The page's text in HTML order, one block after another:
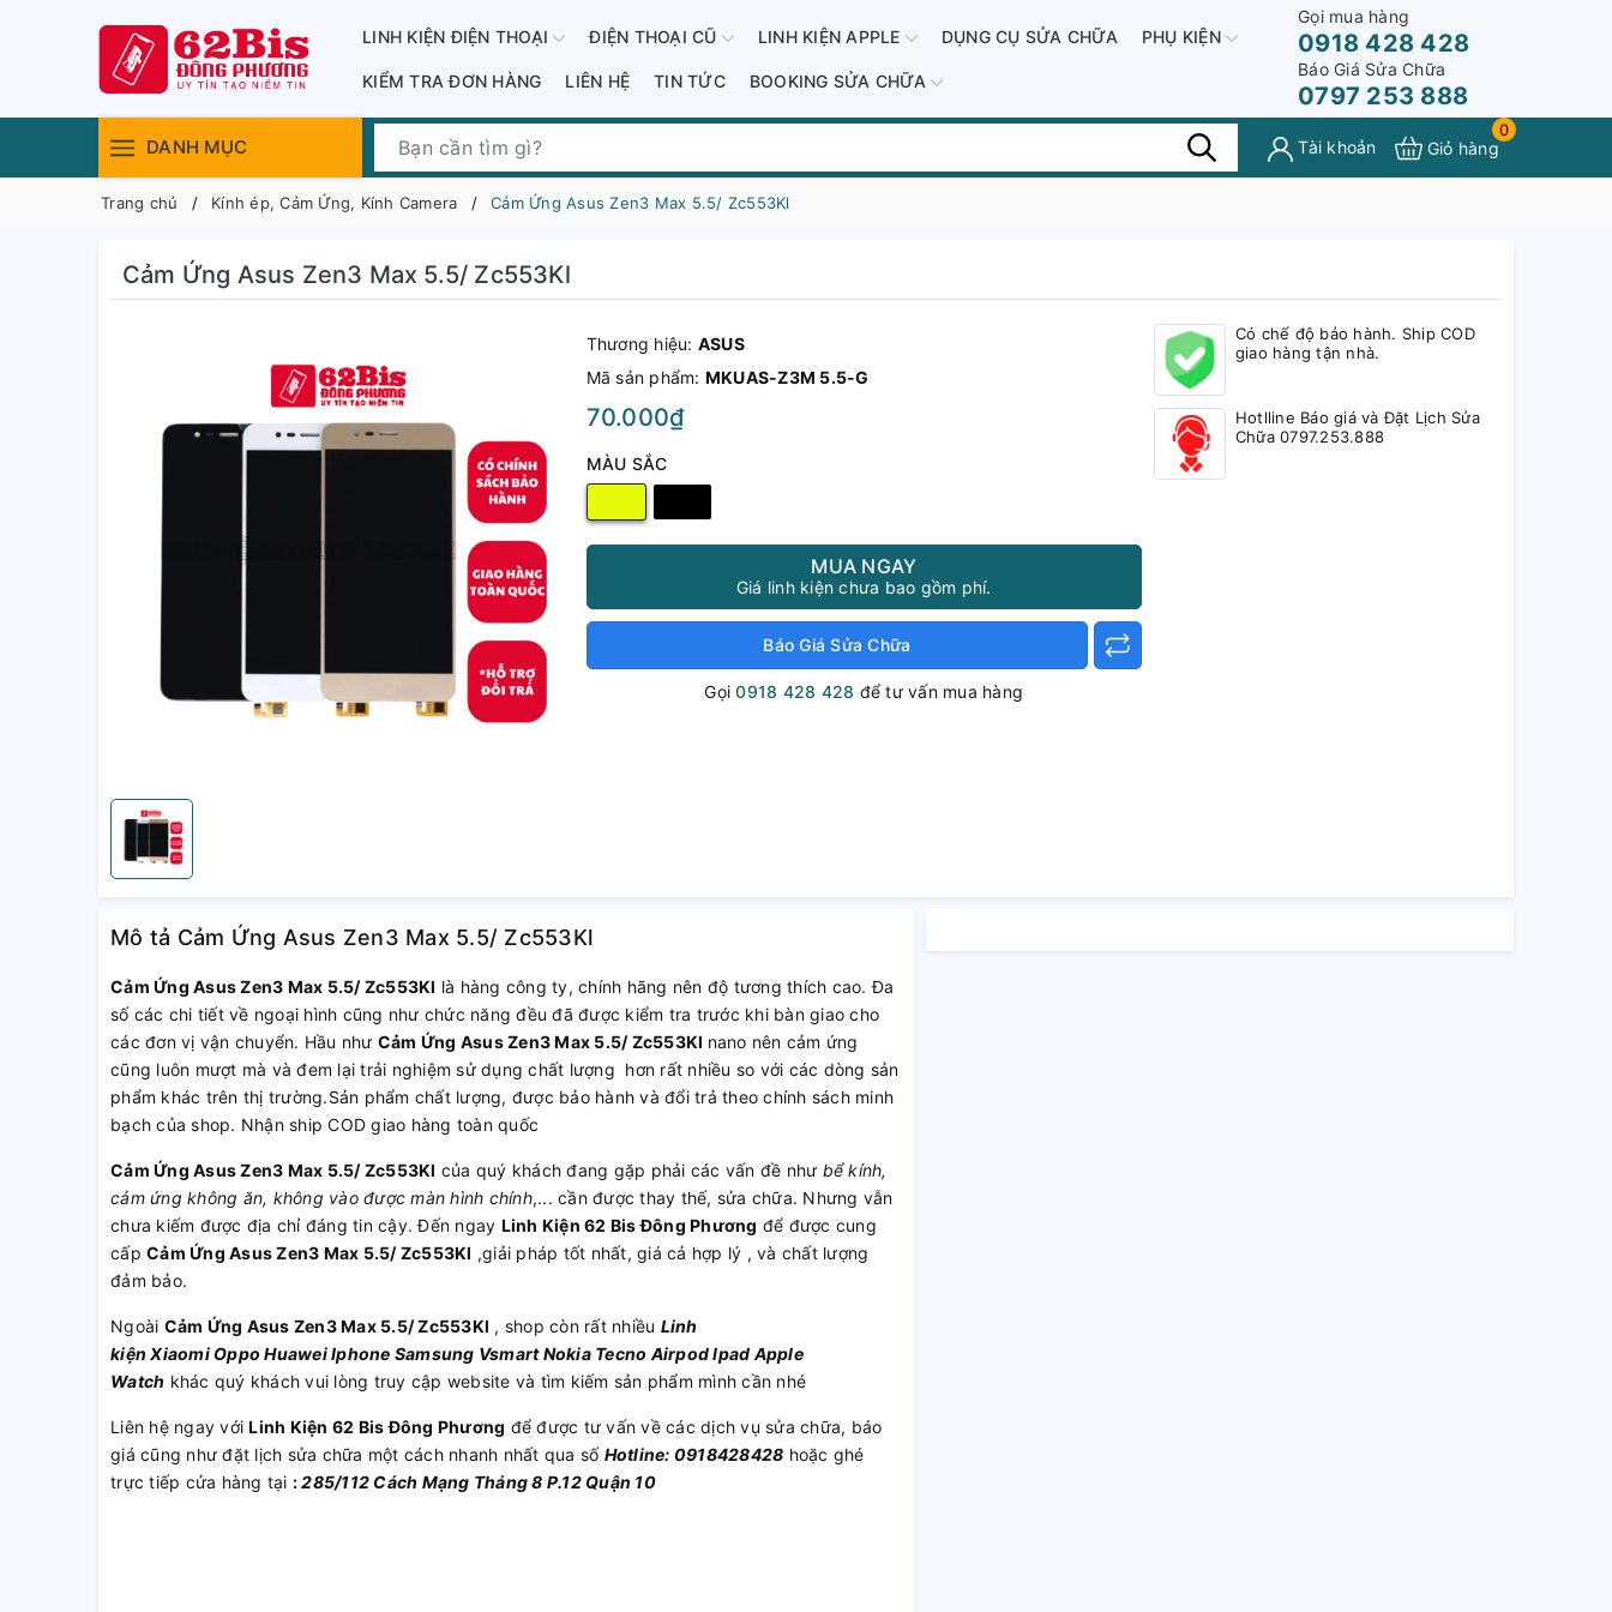
LINH KIỆN ĐIỆN THOẠI ĐIỆN THOẠI CŨ LINH KIỆN APPLE DỤNG CỤ SỬA CHỮA PHỤ KIỆN
KIỂM TRA ĐƠN HÀNG LIÊN HỆ TIN TỨC BOOKING SỬA CHỮA
Gọi mua hàng
0918 428 428
Báo Giá Sửa Chữa
0797 253 888
DANH MỤC Tài khoản
0
Giỏ hàng
Trang chủ Kính ép, Cảm Ứng, Kính Camera Cảm Ứng Asus Zen3 Max 5.5/ Zc553Kl
Cảm Ứng Asus Zen3 Max 5.5/ Zc553Kl
Thương hiệu: ASUS
Mã sản phẩm: MKUAS-Z3M 5.5-G
70.000₫
MÀU SẮC
MUA NGAY
Giá linh kiện chưa bao gồm phí.
Báo Giá Sửa Chữa
Gọi0918 428 428 để tư vấn mua hàng
Có chế độ bảo hành. Ship COD
giao hàng tận nhà.
Hotlline Báo giá và Đặt Lịch Sửa
Chữa 0797.253.888
Mô tả Cảm Ứng Asus Zen3 Max 5.5/ Zc553Kl
Cảm Ứng Asus Zen3 Max 5.5/ Zc553Kl là hàng công ty, chính hãng nên độ tương thích cao. Đa
số các chi tiết về ngoại hình cũng như chức năng đều đã được kiểm tra trước khi bàn giao cho
các đơn vị vận chuyển. Hầu như Cảm Ứng Asus Zen3 Max 5.5/ Zc553Kl nano nên cảm ứng
cũng luôn mượt mà và đem lại trải nghiệm sử dụng chất lượng hơn rất nhiều so với các dòng sản
phẩm khác trên thị trường.Sản phẩm chất lượng, được bảo hành và đổi trả theo chính sách minh
bạch của shop. Nhận ship COD giao hàng toàn quốc
Cảm Ứng Asus Zen3 Max 5.5/ Zc553Kl của quý khách đang gặp phải các vấn đề như bể kính,
cảm ứng không ăn, không vào được màn hình chính,... cần được thay thế, sửa chữa. Nhưng vẫn
chưa kiếm được địa chỉ đáng tin cậy. Đến ngay Linh Kiện 62 Bis Đông Phương để được cung
cấp Cảm Ứng Asus Zen3 Max 5.5/ Zc553Kl ,giải pháp tốt nhất, giá cả hợp lý , và chất lượng
đảm bảo.
Ngoài Cảm Ứng Asus Zen3 Max 5.5/ Zc553Kl , shop còn rất nhiều Linh
kiệnXiaomi Oppo HuaweiIphone Samsung Vsmart Nokia Tecno AirpodIpad Apple
Watch khác quý khách vui lòng truy cập website và tìm kiếm sản phẩm mình cần nhé
Liên hệ ngay vớiLinh Kiện 62 Bis Đông Phương để được tư vấn về các dịch vụ sửa chữa, báo
giá cũng như đặt lịch sửa chữa một cách nhanh nhất qua số Hotline: 0918428428 hoặc ghé
trực tiếp cửa hàng tại :285/112 Cách Mạng Tháng 8 P.12 Quận 10